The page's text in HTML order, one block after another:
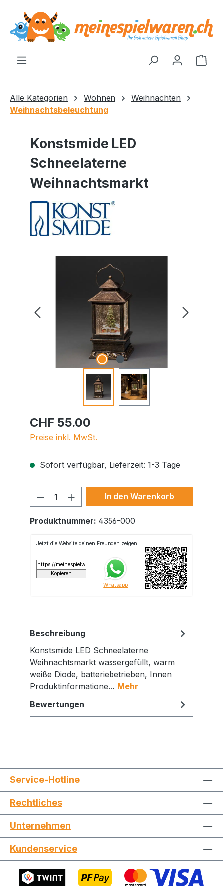
springen
Alle Kategorien Wohnen
Weihnachten
Weihnachtsbeleuchtung
Konstsmide LED
Schneelaterne
Weihnachtsmarkt
Bildergalerie überspringen
CHF 55.00
Preise inkl. MwSt.
Sofort verfügbar, Lieferzeit: 1-3 Tage
Produkt Anzahl: Gib den
In den Warenkorb
Produktnummer: 4356-000
Jetzt die Website deinen Freunden zeigen
Kopieren
Beschreibung
Konstsmide LED Schneelaterne
Weihnachtsmarkt wassergefüllt, warm
weiße Diode, batteriebetrieben, Innen
Produktinformatione… Mehr
Bewertungen
Service-Hotline
Rechtliches
Unternehmen
Kundenservice